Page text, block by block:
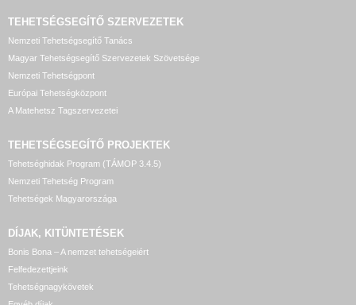
TEHETSÉGSEGÍTŐ SZERVEZETEK
Nemzeti Tehetségsegítő Tanács
Magyar Tehetségsegítő Szervezetek Szövetsége
Nemzeti Tehetségpont
Európai Tehetségközpont
A Matehetsz Tagszervezetei
TEHETSÉGSEGÍTŐ PROJEKTEK
Tehetséghidak Program (TÁMOP 3.4.5)
Nemzeti Tehetség Program
Tehetségek Magyarországa
DÍJAK, KITÜNTETÉSEK
Bonis Bona – A nemzet tehetségeiért
Felfedezettjeink
Tehetségnagykövetek